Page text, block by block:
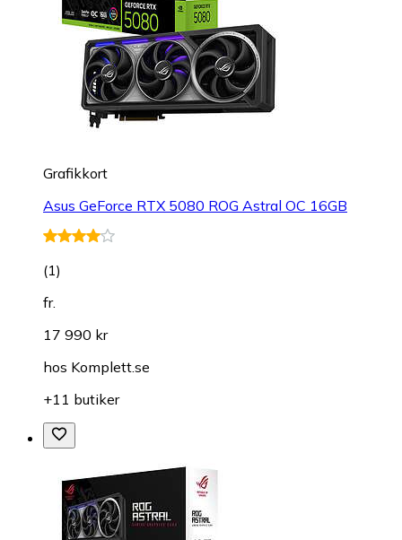
Grafikkort
Asus GeForce RTX 5080 ROG Astral OC 16GB
(1)
fr.
17 990 kr
hos Komplett.se
+11 butiker